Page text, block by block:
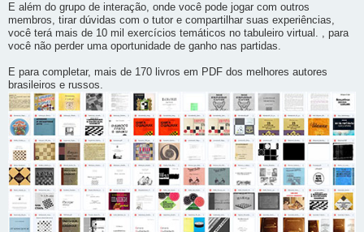
E além do grupo de interação, onde você pode jogar com outros
membros, tirar dúvidas com o tutor e compartilhar suas experiências,
você terá mais de 10 mil exercícios temáticos no tabuleiro virtual. , para
você não perder uma oportunidade de ganho nas partidas.
E para completar, mais de 170 livros em PDF dos melhores autores
brasileiros e russos.